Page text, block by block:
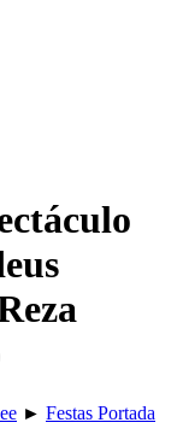
► Festas Portada